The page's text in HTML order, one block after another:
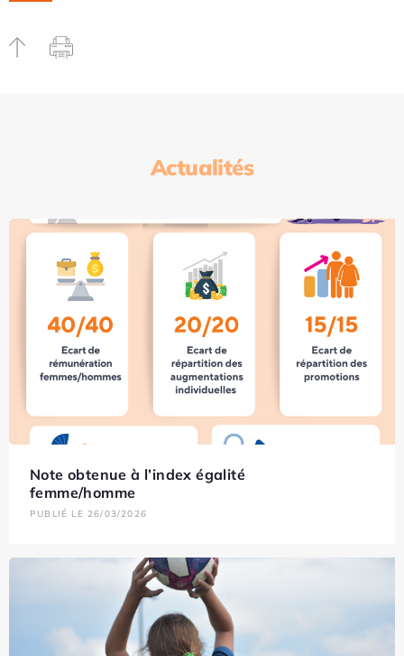
Actualités
Note obtenue à l’index égalité
femme/homme
PUBLIÉ LE 26/03/2026